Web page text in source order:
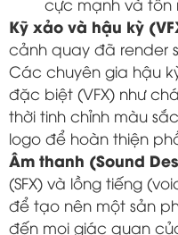
Kỹ xảo và hậu kỳ
cảnh quay đã render
Các chuyên gia hậu
đặc biệt (VFX) như
thời tinh chỉnh màu
logo để hoàn thiện
Âm thanh (Sound
(SFX) và lồng tiếng
để tạo nên một sản
đến mọi giác quan